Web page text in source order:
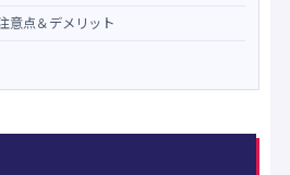
意点＆デメリット